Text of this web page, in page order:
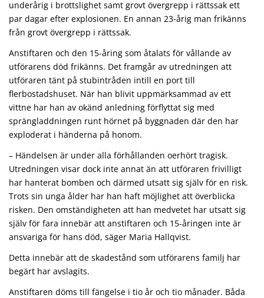
underårig i brottslighet samt grovt övergrepp i rättssak ett
par dagar efter explosionen. En annan 23-årig man frikänns
från grovt övergrepp i rättssak.
Anstiftaren och den 15-åring som åtalats för vållande av
utförarens död frikänns. Det framgår av utredningen att
utföraren tänt på stubintråden intill en port till
flerbostadshuset. När han blivit uppmärksammad av ett
vittne har han av okänd anledning förflyttat sig med
sprängladdningen runt hörnet på byggnaden där den har
exploderat i händerna på honom.
– Händelsen är under alla förhållanden oerhört tragisk.
Utredningen visar dock inte annat än att utföraren frivilligt
har hanterat bomben och därmed utsatt sig själv för en risk.
Trots sin unga ålder har han haft möjlighet att överblicka
risken. Den omständigheten att han medvetet har utsatt sig
själv för fara innebär att anstiftaren och 15-åringen inte är
ansvariga för hans död, säger Maria Hallqvist.
Detta innebär att de skadestånd som utförarens familj har
begärt har avslagits.
Anstiftaren döms till fängelse i tio år och tio månader. Båda